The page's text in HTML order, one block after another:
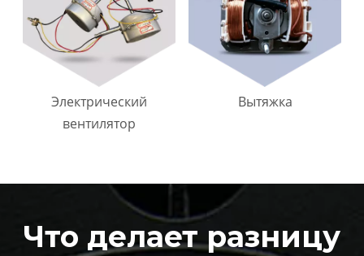
Электрический
вентилятор
Вытяжка
Что делает разницу